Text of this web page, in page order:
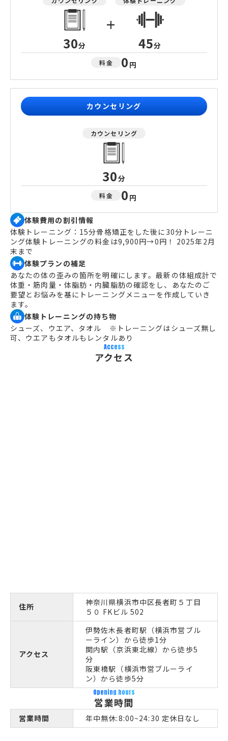
30分
+
45分
料金 0 円
カウンセリング
カウンセリング
30分
料金 0 円
体験費用の割引情報
体験トレーニング：15分骨格矯正をした後に30分トレーニ
ング体験トレーニングの料金は9,900円→0円！ 2025年2月
末まで
体験プランの補足
あなたの体の歪みの箇所を明確にします。最新の体組成計で
体重・筋肉量・体脂肪・内臓脂肪の確認をし、あなたのご
要望とお悩みを基にトレーニングメニューを作成していき
ます。
体験トレーニングの持ち物
シューズ、ウエア、タオル　※トレーニングはシューズ無し
可、ウエアもタオルもレンタルあり
Access
アクセス
住所
神奈川県横浜市中区長者町５丁目
５０ FKビル 502
アクセス
伊勢佐木長者町駅（横浜市営ブル
ーライン）から徒歩1分
関内駅（京浜東北線）から徒歩5
分
阪東橋駅（横浜市営ブルーライ
ン）から徒歩5分
Opening hours
営業時間
営業時間 年中無休:8:00~24:30 定休日なし